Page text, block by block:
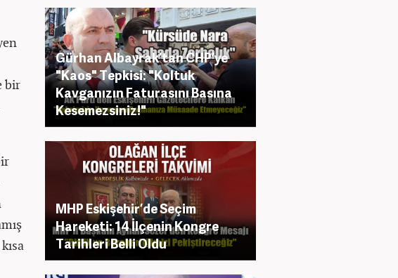
bir
Gürhan Albayrak’tan CHP’ye
"Kaos" Tepkisi: "Koltuk
Kavganızın Faturasını Basına
Kesemezsiniz!"
MHP Eskişehir’de Seçim
Hareketi: 14 İlçenin Kongre
Tarihleri Belli Oldu